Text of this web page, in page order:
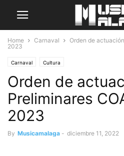
Home Carnaval
Orden de
2023
Carnaval Cultura
Orden de
Preliminares
2023
By Musicamalaga - diciembre 11, 2022